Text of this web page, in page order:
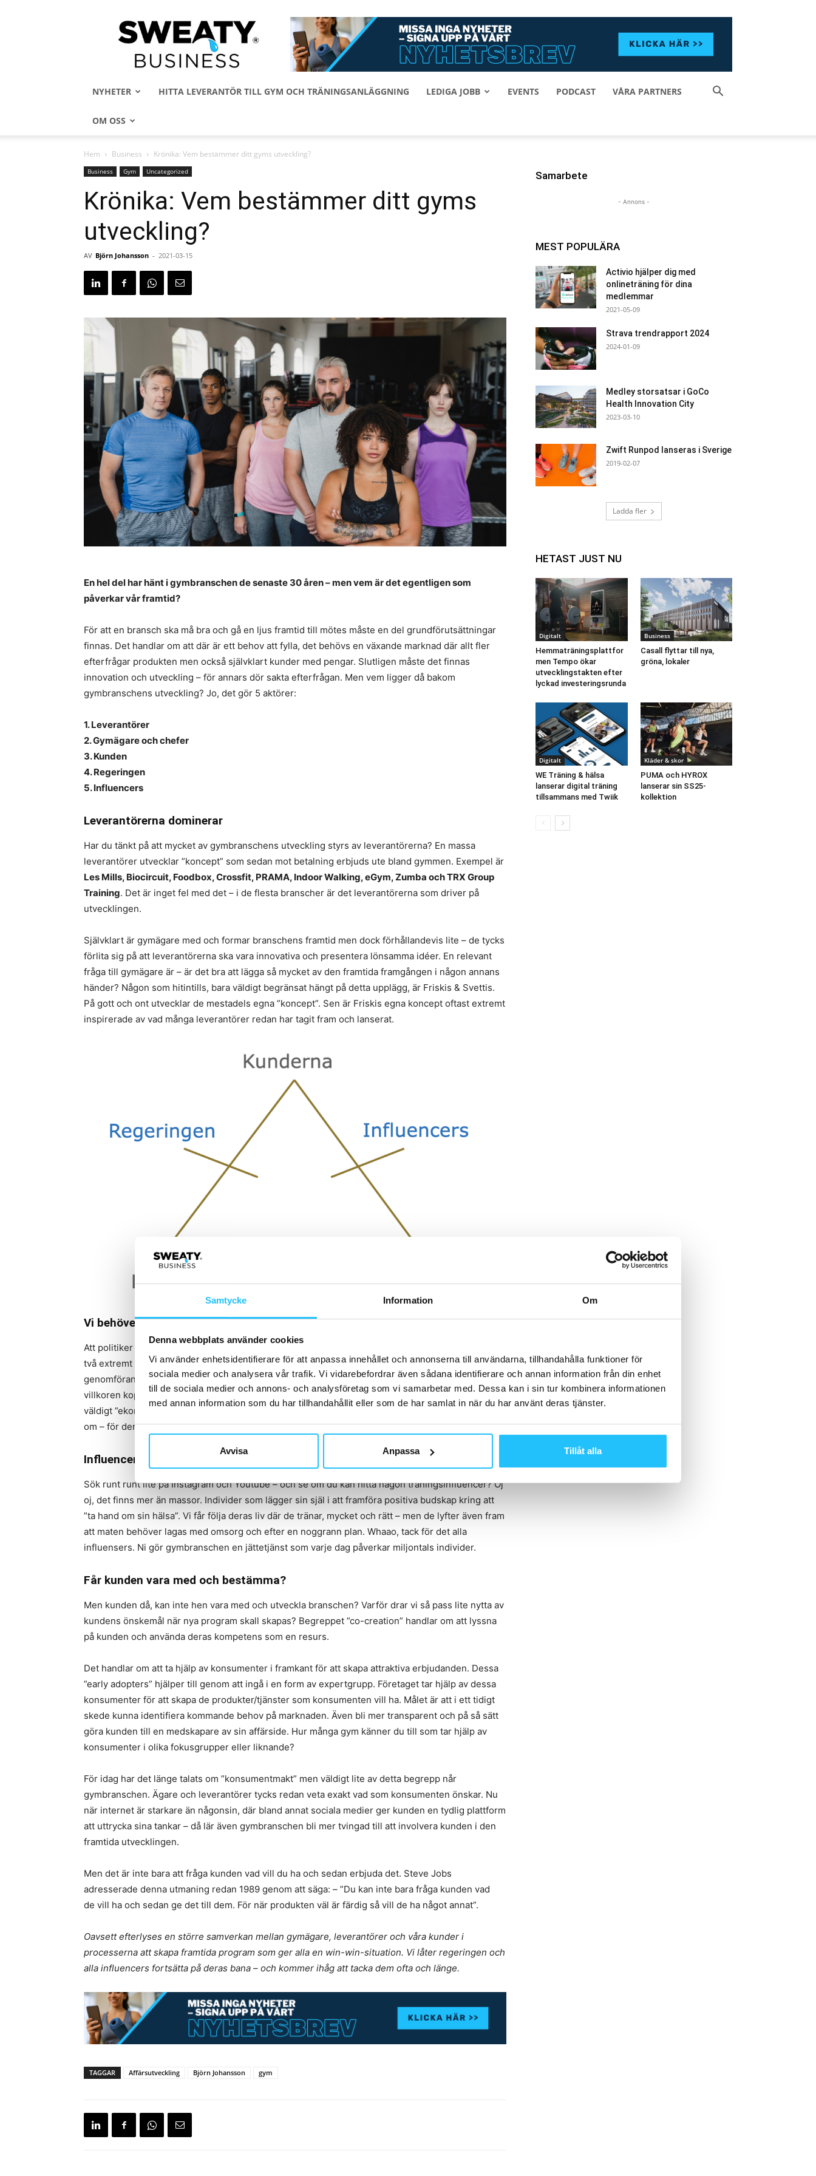
Samtycke Information Om
Denna webbplats använder cookies
Vi använder enhetsidentifierare för att anpassa innehållet och annonserna till användarna, tillhandahålla funktioner för
sociala medier och analysera vår trafik. Vi vidarebefordrar även sådana identifierare och annan information från din enhet
till de sociala medier och annons- och analysföretag som vi samarbetar med. Dessa kan i sin tur kombinera informationen
med annan information som du har tillhandahållit eller som de har samlat in när du har använt deras tjänster.
Avvisa Anpassa Tillåt alla
Sweaty
Business
NYHETER HITTA LEVERANTÖR TILL GYM OCH TRÄNINGSANLÄGGNING LEDIGA JOBB EVENTS PODCAST VÅRA PARTNERS
OM OSS
Hem Business Krönika: Vem bestämmer ditt gyms utveckling?
Business Gym Uncategorized
Krönika: Vem bestämmer ditt gyms
utveckling?
AV Björn Johansson - 2021-03-15
En hel del har hänt i gymbranschen de senaste 30 åren – men vem är det egentligen som
påverkar vår framtid?
För att en bransch ska må bra och gå en ljus framtid till mötes måste en del grundförutsättningar
finnas. Det handlar om att där är ett behov att fylla, det behövs en växande marknad där allt fler
efterfrågar produkten men också självklart kunder med pengar. Slutligen måste det finnas
innovation och utveckling – för annars dör sakta efterfrågan. Men vem ligger då bakom
gymbranschens utveckling? Jo, det gör 5 aktörer:
1. Leverantörer
2. Gymägare och chefer
3. Kunden
4. Regeringen
5. Influencers
Leverantörerna dominerar
Har du tänkt på att mycket av gymbranschens utveckling styrs av leverantörerna? En massa
leverantörer utvecklar ”koncept” som sedan mot betalning erbjuds ute bland gymmen. Exempel är
Les Mills, Biocircuit, Foodbox, Crossfit, PRAMA, Indoor Walking, eGym, Zumba och TRX Group
Training. Det är inget fel med det – i de flesta branscher är det leverantörerna som driver på
utvecklingen.
Självklart är gymägare med och formar branschens framtid men dock förhållandevis lite – de tycks
förlita sig på att leverantörerna ska vara innovativa och presentera lönsamma idéer. En relevant
fråga till gymägare är – är det bra att lägga så mycket av den framtida framgången i någon annans
händer? Någon som hitintills, bara väldigt begränsat hängt på detta upplägg, är Friskis & Svettis.
På gott och ont utvecklar de mestadels egna ”koncept”. Sen är Friskis egna koncept oftast extremt
inspirerade av vad många leverantörer redan har tagit fram och lanserat.
Vi behöver tacka regeringen
Att politiker har makt över gymbranschen – är det kanske inte så många som tänker på? Men där är
två extremt stora saker politiska insatser som hänt som verkligen gett branschen ett lyft. Det var
genomförandet av en momssats på träning på endast 6 % och hela lansering och förbättring av
villkoren kopplad till friskvårdsbidrag. Vill man kan man faktiskt konstatera att gymbranschen är
väldigt ”ekonomiskt dopad”. Det kan våra grannländer som Danmark och Norge säkert hålla med
om – för deras regering har inte alls gett lika fördelaktiga villkor.
Influencers
Sök runt runt lite på Instagram och Youtube – och se om du kan hitta någon träningsinfluencer? Oj
oj, det finns mer än massor. Individer som lägger sin själ i att framföra positiva budskap kring att
”ta hand om sin hälsa”. Vi får följa deras liv där de tränar, mycket och rätt – men de lyfter även fram
att maten behöver lagas med omsorg och efter en noggrann plan. Whaao, tack för det alla
influensers. Ni gör gymbranschen en jättetjänst som varje dag påverkar miljontals individer.
Får kunden vara med och bestämma?
Men kunden då, kan inte hen vara med och utveckla branschen? Varför drar vi så pass lite nytta av
kundens önskemål när nya program skall skapas? Begreppet ”co-creation” handlar om att lyssna
på kunden och använda deras kompetens som en resurs.
Det handlar om att ta hjälp av konsumenter i framkant för att skapa attraktiva erbjudanden. Dessa
”early adopters” hjälper till genom att ingå i en form av expertgrupp. Företaget tar hjälp av dessa
konsumenter för att skapa de produkter/tjänster som konsumenten vill ha. Målet är att i ett tidigt
skede kunna identifiera kommande behov på marknaden. Även bli mer transparent och på så sätt
göra kunden till en medskapare av sin affärside. Hur många gym känner du till som tar hjälp av
konsumenter i olika fokusgrupper eller liknande?
För idag har det länge talats om ”konsumentmakt” men väldigt lite av detta begrepp når
gymbranschen. Ägare och leverantörer tycks redan veta exakt vad som konsumenten önskar. Nu
när internet är starkare än någonsin, där bland annat sociala medier ger kunden en tydlig plattform
att uttrycka sina tankar – då lär även gymbranschen bli mer tvingad till att involvera kunden i den
framtida utvecklingen.
Men det är inte bara att fråga kunden vad vill du ha och sedan erbjuda det. Steve Jobs
adresserade denna utmaning redan 1989 genom att säga: – ”Du kan inte bara fråga kunden vad
de vill ha och sedan ge det till dem. För när produkten väl är färdig så vill de ha något annat”.
Oavsett efterlyses en större samverkan mellan gymägare, leverantörer och våra kunder i
processerna att skapa framtida program som ger alla en win-win-situation. Vi låter regeringen och
alla influencers fortsätta på deras bana – och kommer ihåg att tacka dem ofta och länge.
TAGGAR Affärsutveckling Björn Johansson gym
Samarbete
- Annons -
MEST POPULÄRA
Activio hjälper dig med
onlineträning för dina
medlemmar
2021-05-09
Strava trendrapport 2024
2024-01-09
Medley storsatsar i GoCo
Health Innovation City
2023-03-10
Zwift Runpod lanseras i Sverige
2019-02-07
Ladda fler
HETAST JUST NU
Digitalt
Hemmaträningsplattfor
men Tempo ökar
utvecklingstakten efter
lyckad investeringsrunda
Business
Casall flyttar till nya,
gröna, lokaler
Digitalt
WE Träning & hälsa
lanserar digital träning
tillsammans med Twiik
Kläder & skor
PUMA och HYROX
lanserar sin SS25-
kollektion